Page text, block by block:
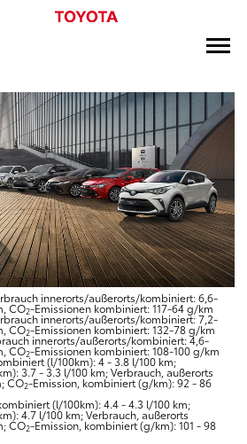
innerorts/außerorts/kombiniert: 6,6-
CO2-Emissionen kombiniert: 117-64 g/km
innerorts/außerorts/kombiniert: 7,2-
CO2-Emissionen kombiniert: 132-78 g/km
innerorts/außerorts/kombiniert: 4,6-
CO2-Emissionen kombiniert: 108-100 g/km
(l/100km): 4 - 3.8 l/100 km;
3.7 - 3.3 l/100 km; Verbrauch, außerorts
CO2-Emission, kombiniert (g/km): 92 - 86
(l/100km): 4.4 - 4.3 l/100 km;
4.7 l/100 km; Verbrauch, außerorts
CO2-Emission, kombiniert (g/km): 101 - 98